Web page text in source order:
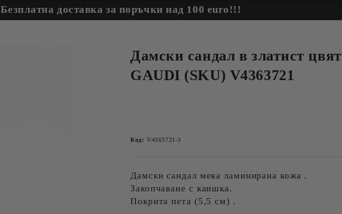
Безплатна доставка за поръчки над 100 euro!!!
Дамски сандал в златист цвят
GAUDI (SKU) V4363721
Код: V4363721-3
Дамски сандал мека ламинирана кожа .
Закопчаване с каишка.
Покрита пета (5,5 см) .